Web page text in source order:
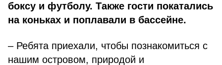
боксу и футболу. Также гости покатались
на коньках и поплавали в бассейне.
– Ребята приехали, чтобы познакомиться с
нашим островом, природой и